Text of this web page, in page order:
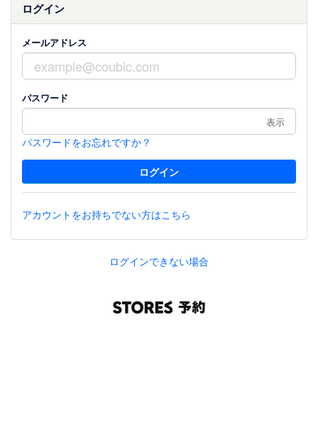
ログイン
メールアドレス
パスワード
表示
パスワードをお忘れですか？
アカウントをお持ちでない方はこちら
ログインできない場合